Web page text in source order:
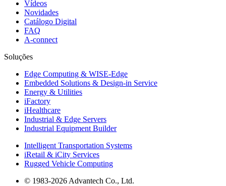
Vídeos
Novidades
Catálogo Digital
FAQ
A-connect
Soluções
Edge Computing & WISE-Edge
Embedded Solutions & Design-in Service
Energy & Utilities
iFactory
iHealthcare
Industrial & Edge Servers
Industrial Equipment Builder
Intelligent Transportation Systems
iRetail & iCity Services
Rugged Vehicle Computing
© 1983-2026 Advantech Co., Ltd.